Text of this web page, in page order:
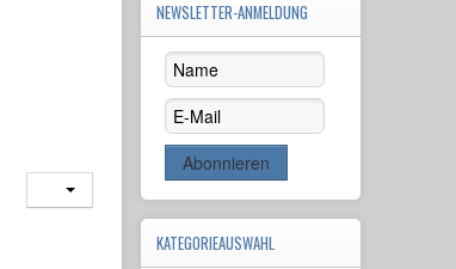
NEWSLETTER-ANMELDUNG
KATEGORIEAUSWAHL